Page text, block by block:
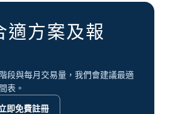
適方案及報
段與每月交易量，我們會建議最適
表。
即免費註冊